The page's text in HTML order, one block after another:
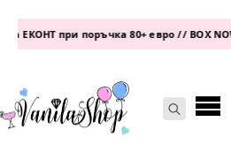
при поръчка 80+ евро // BOX NOW